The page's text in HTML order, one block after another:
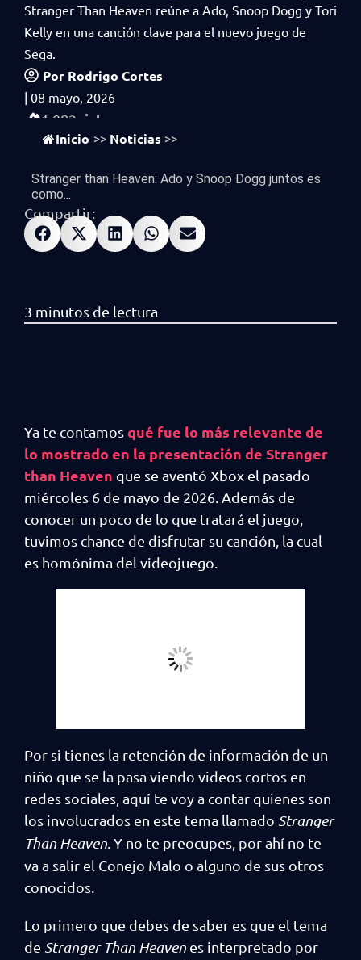
Stranger Than Heaven reúne a Ado, Snoop Dogg y Tori
Kelly en una canción clave para el nuevo juego de
Sega.
Por Rodrigo Cortes
| 08 mayo, 2026
1,082 vistas
Inicio >> Noticias >>
Stranger than Heaven: Ado y Snoop Dogg juntos es
como...
Compartir:
Ya te contamosqué fue lo más relevante de
lo mostrado en la presentación de Stranger
than Heaven que se aventó Xbox el pasado
miércoles 6 de mayo de 2026. Además de
conocer un poco de lo que tratará el juego,
tuvimos chance de disfrutar su canción, la cual
es homónima del videojuego.
Por si tienes la retención de información de un
niño que se la pasa viendo videos cortos en
redes sociales, aquí te voy a contar quienes son
los involucrados en este tema llamado Stranger
Than Heaven . Y no te preocupes, por ahí no te
va a salir el Conejo Malo o alguno de sus otros
conocidos.
Lo primero que debes de saber es que el tema
de Stranger Than Heaven es interpretado por